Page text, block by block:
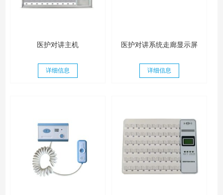
医护对讲主机
详细信息
医护对讲系统走廊显示屏
详细信息